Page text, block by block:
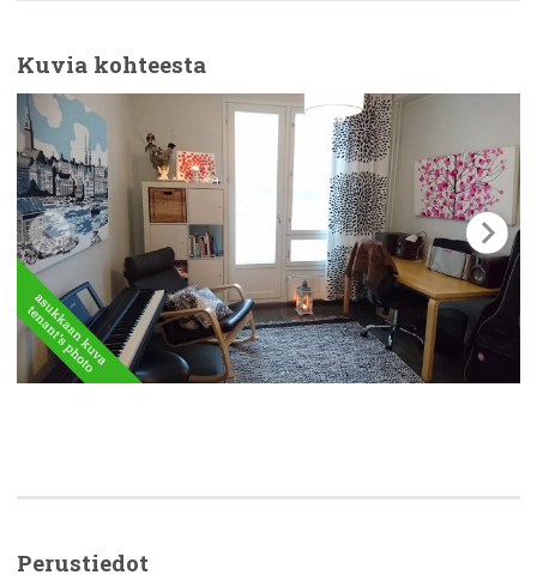
Kuvia kohteesta
Perustiedot